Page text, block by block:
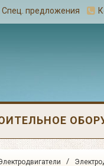
Спец. предложения
/